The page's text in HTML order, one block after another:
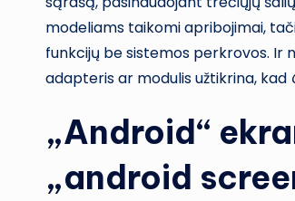
modeliams taikomi apribojimai,
funkcijų be sistemos perkrovos.
adapteris ar modulis užtikrina, kad
„Android“
„android